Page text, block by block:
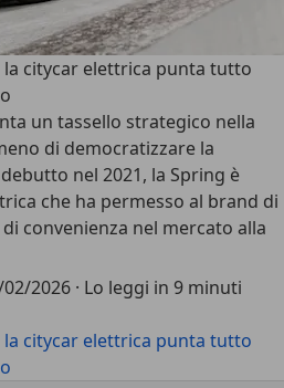
la citycar elettrica punta tutto
un tassello strategico nella
di democratizzare la
nel 2021, la Spring è
che ha permesso al brand di
convenienza nel mercato alla
2026 · Lo leggi in 9 minuti
la citycar elettrica punta tutto